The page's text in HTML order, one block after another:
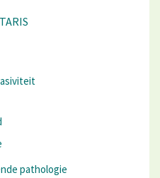
pathologie